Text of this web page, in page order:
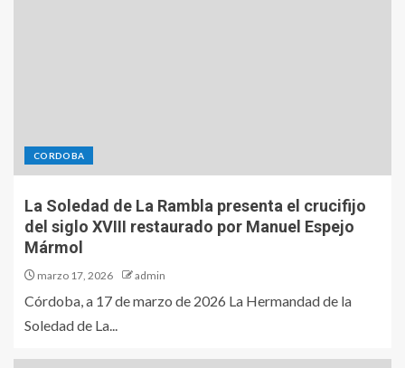
CORDOBA
La Soledad de La Rambla presenta el crucifijo
del siglo XVIII restaurado por Manuel Espejo
Mármol
marzo 17, 2026 admin
Córdoba, a 17 de marzo de 2026 La Hermandad de la
Soledad de La...